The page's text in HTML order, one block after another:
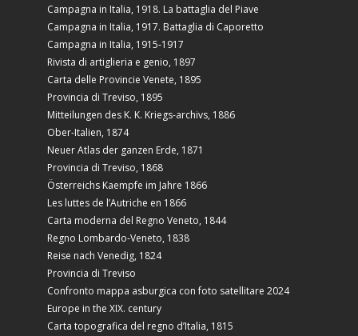
Campagna in Italia, 1918. La battaglia del Piave
Campagna in Italia, 1917. Battaglia di Caporetto
Campagna in Italia, 1915-1917
Rivista di artiglieria e genio, 1897
Carta delle Provincie Venete, 1895
Provincia di Treviso, 1895
Mitteilungen des K. K. Kriegs-archivs, 1886
Ober-Italien, 1874
Neuer Atlas der ganzen Erde, 1871
Provincia di Treviso, 1868
Österreichs Kaempfe im Jahre 1866
Les luttes de l’Autriche en 1866
Carta moderna del Regno Veneto, 1844
Regno Lombardo-Veneto, 1838
Reise nach Venedig, 1824
Provincia di Treviso
Confronto mappa asburgica con foto satellitare 2024
Europe in the XIX. century
Carta topografica del regno d’Italia, 1815